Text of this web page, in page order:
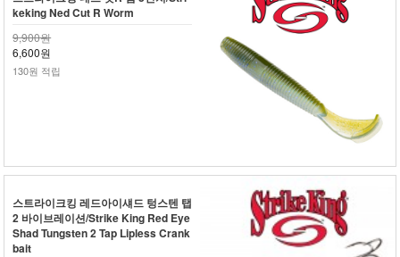
keking Ned Cut R Worm
9,900원
6,600원
130원 적립
스트라이크킹 레드아이섀드 텅스텐 탭
2 바이브레이션/Strike King Red Eye
Shad Tungsten 2 Tap Lipless Crank
bait